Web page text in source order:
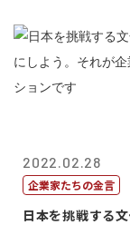
2022.02.28
企業家たちの金言
日本を挑戦する